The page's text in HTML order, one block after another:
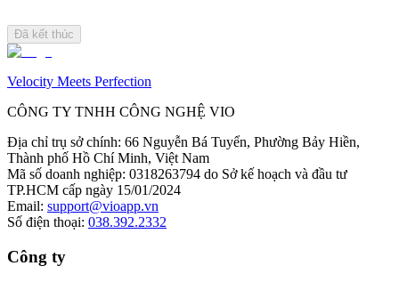
Đã kết thúc
Velocity Meets Perfection
CÔNG TY TNHH CÔNG NGHỆ VIO
Địa chỉ trụ sở chính: 66 Nguyễn Bá Tuyển, Phường Bảy Hiền,
Thành phố Hồ Chí Minh, Việt Nam
Mã số doanh nghiệp: 0318263794 do Sở kế hoạch và đầu tư
TP.HCM cấp ngày 15/01/2024
Email: support@vioapp.vn
Số điện thoại: 038.392.2332
Công ty